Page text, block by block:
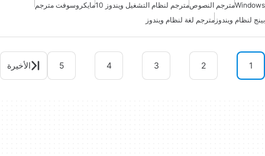
Windowsمترجم النصوصمترجم لنظام التشغيل ويندوز 10
مايكروسوفت مترجم
بينج لنظام ويندوز مترجم لغة لنظام ويندوز
1
2
3
4
5 الأخيرة